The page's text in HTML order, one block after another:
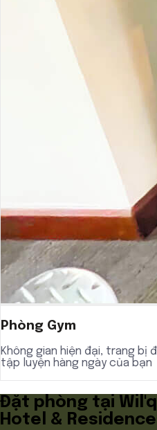
Phòng Gym
Không gian hiện đại, trang bị
tập luyện hàng ngày của bạn
Đặt phòng tại
Hotel &